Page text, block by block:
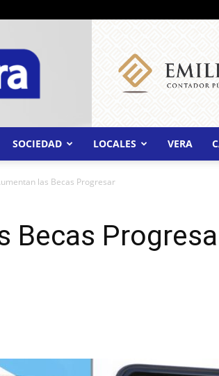
SOCIEDAD LOCALES VERA
las Becas Progresar
Becas